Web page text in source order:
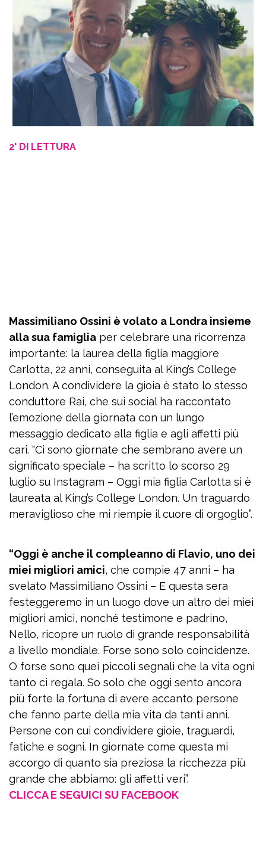
2' DI LETTURA
Massimiliano Ossini è volato a Londra insieme
alla sua famiglia per celebrare una ricorrenza
importante: la laurea della figlia maggiore
Carlotta, 22 anni, conseguita al King’s College
London. A condividere la gioia è stato lo stesso
conduttore Rai, che sui social ha raccontato
l’emozione della giornata con un lungo
messaggio dedicato alla figlia e agli affetti più
cari. “Ci sono giornate che sembrano avere un
significato speciale – ha scritto lo scorso 29
luglio su Instagram – Oggi mia figlia Carlotta si è
laureata al King’s College London. Un traguardo
meraviglioso che mi riempie il cuore di orgoglio”.
“Oggi è anche il compleanno di Flavio, uno dei
miei migliori amici, che compie 47 anni – ha
svelato Massimiliano Ossini – E questa sera
festeggeremo in un luogo dove un altro dei miei
migliori amici, nonché testimone e padrino,
Nello, ricopre un ruolo di grande responsabilità
a livello mondiale. Forse sono solo coincidenze.
O forse sono quei piccoli segnali che la vita ogni
tanto ci regala. So solo che oggi sento ancora
più forte la fortuna di avere accanto persone
che fanno parte della mia vita da tanti anni.
Persone con cui condividere gioie, traguardi,
fatiche e sogni. In giornate come questa mi
accorgo di quanto sia preziosa la ricchezza più
grande che abbiamo: gli affetti veri”.
CLICCA E SEGUICI SU FACEBOOK